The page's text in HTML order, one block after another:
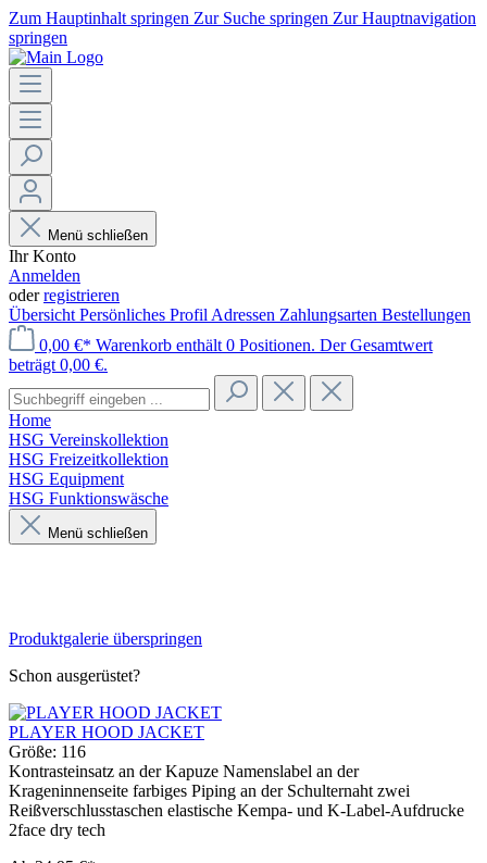
Zum Hauptinhalt springen Zur Suche springen Zur Hauptnavigation
springen
Menü schließen
Ihr Konto
Anmelden
oderregistrieren
Übersicht Persönliches Profil Adressen Zahlungsarten Bestellungen
0,00 €* Warenkorb enthält 0 Positionen. Der Gesamtwert
beträgt 0,00 €.
Home
HSG Vereinskollektion
HSG Freizeitkollektion
HSG Equipment
HSG Funktionswäsche
Menü schließen
Produktgalerie überspringen
Schon ausgerüstet?
PLAYER HOOD JACKET
Größe: 116
Kontrasteinsatz an der Kapuze Namenslabel an der
Krageninnenseite farbiges Piping an der Schulternaht zwei
Reißverschlusstaschen elastische Kempa- und K-Label-Aufdrucke
2face dry tech